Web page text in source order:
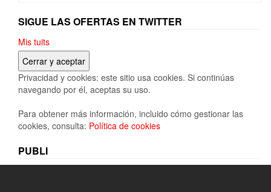
SIGUE LAS OFERTAS EN TWITTER
Mis tuits
Privacidad y cookies: este sitio usa cookies. Si continúas
navegando por él, aceptas su uso.
Para obtener más información, incluido cómo gestionar las
cookies, consulta: Política de cookies
PUBLI